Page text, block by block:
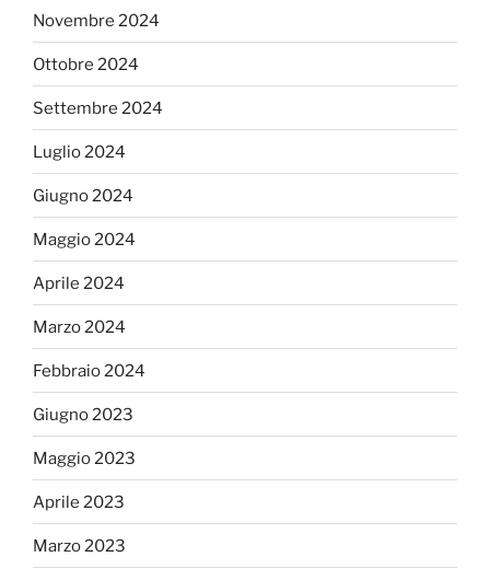
Novembre 2024
Ottobre 2024
Settembre 2024
Luglio 2024
Giugno 2024
Maggio 2024
Aprile 2024
Marzo 2024
Febbraio 2024
Giugno 2023
Maggio 2023
Aprile 2023
Marzo 2023